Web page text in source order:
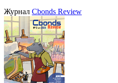
Журнал Cbonds Review